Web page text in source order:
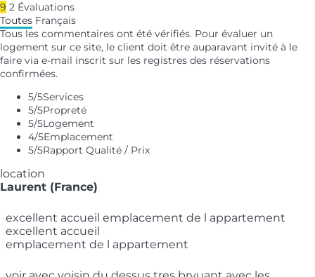
9 2 Évaluations
Toutes Français
Tous les commentaires ont été vérifiés. Pour évaluer un
logement sur ce site, le client doit être auparavant invité à le
faire via e-mail inscrit sur les registres des réservations
confirmées.
5/5Services
5/5Propreté
5/5Logement
4/5Emplacement
5/5Rapport Qualité / Prix
location
Laurent (France)
excellent accueil emplacement de l appartement
excellent accueil
emplacement de l appartement